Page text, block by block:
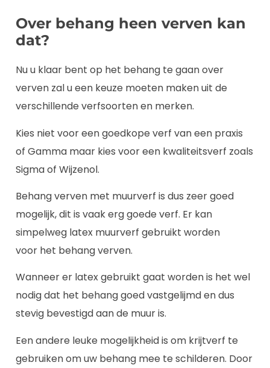
Over behang heen verven kan
dat?
Nu u klaar bent op het behang te gaan over
verven zal u een keuze moeten maken uit de
verschillende verfsoorten en merken.
Kies niet voor een goedkope verf van een praxis
of Gamma maar kies voor een kwaliteitsverf zoals
Sigma of Wijzenol.
Behang verven met muurverf is dus zeer goed
mogelijk, dit is vaak erg goede verf. Er kan
simpelweg latex muurverf gebruikt worden
voor het behang verven.
Wanneer er latex gebruikt gaat worden is het wel
nodig dat het behang goed vastgelijmd en dus
stevig bevestigd aan de muur is.
Een andere leuke mogelijkheid is om krijtverf te
gebruiken om uw behang mee te schilderen. Door